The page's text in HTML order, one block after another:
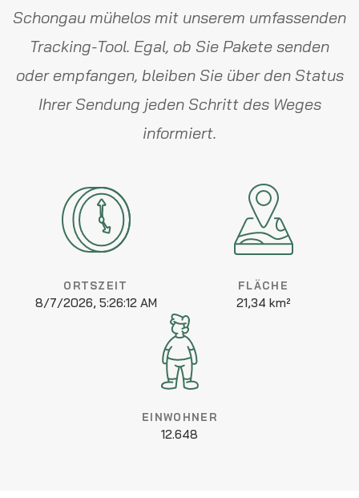
Schongau mühelos mit unserem umfassenden
Tracking-Tool. Egal, ob Sie Pakete senden
oder empfangen, bleiben Sie über den Status
Ihrer Sendung jeden Schritt des Weges
informiert.
ORTSZEIT
8/7/2026, 5:26:12 AM
FLÄCHE
21,34 km²
EINWOHNER
12.648